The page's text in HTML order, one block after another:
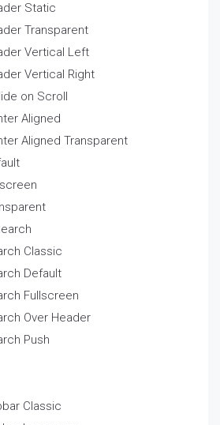
Static
Transparent
Vertical Left
Vertical Right
on Scroll
Aligned
Aligned Transparent
Classic
Default
Fullscreen
Over Header
Push
Classic